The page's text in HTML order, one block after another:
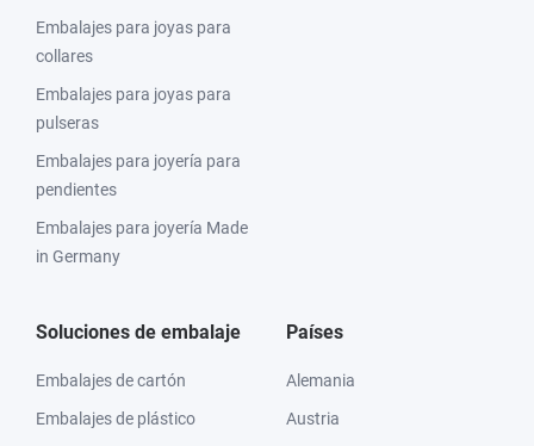
Embalajes para joyas para
collares
Embalajes para joyas para
pulseras
Embalajes para joyería para
pendientes
Embalajes para joyería Made
in Germany
Soluciones de embalaje
Embalajes de cartón
Embalajes de plástico
Países
Alemania
Austria